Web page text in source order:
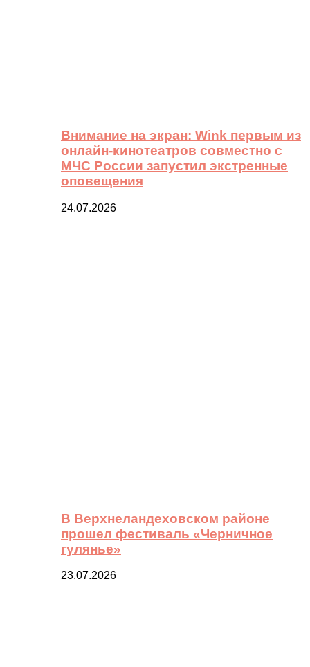
Внимание на экран: Wink первым из
онлайн-кинотеатров совместно с
МЧС России запустил экстренные
оповещения
24.07.2026
В Верхнеландеховском районе
прошел фестиваль «Черничное
гулянье»
23.07.2026